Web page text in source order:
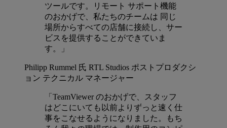
ツールです。リモート サポート機能
のおかげで、私たちのチームは 同じ
場所からすべての店舗に接続し、サー
ビスを提供することができていま
す。」
Philipp Rummel 氏 RTL Studios ポストプロダクシ
ョン テクニカル マネージャー
「TeamViewer のおかげで、スタッフ
はどこにいても以前よりずっと速く仕
事をこなせるようになりました。もち